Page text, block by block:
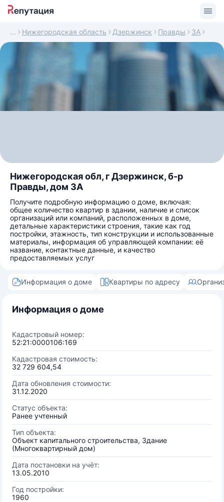
Нижегородская область Дзержинск Правды 3А
Нижегородская обл, г Дзержинск, б-р
Правды, дом 3А
Получите подробную информацию о доме, включая:
общее количество квартир в здании, наличие и список
организаций или компаний, расположенных в доме,
детальные характеристики строения, такие как год
постройки, этажность, тип конструкции и использованные
материалы, информация об управляющей компании: её
название, контактные данные, и качество
предоставляемых услуг
Информация о доме Квартиры по адресу
Информация о доме
Кадастровый номер:
52:21:0000106:169
Кадастровая стоимость:
32 729 604,54
Дата обновления стоимости:
31.12.2020
Статус объекта:
Ранее учтенный
Тип объекта:
Объект капитального строительства, Здание
(Многоквартирный дом)
Дата постановки на учёт:
13.05.2010
Год постройки:
1960